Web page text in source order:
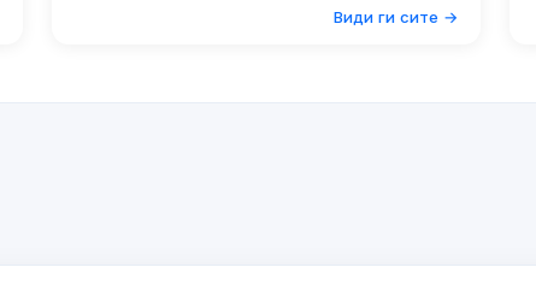
Види ги сите →